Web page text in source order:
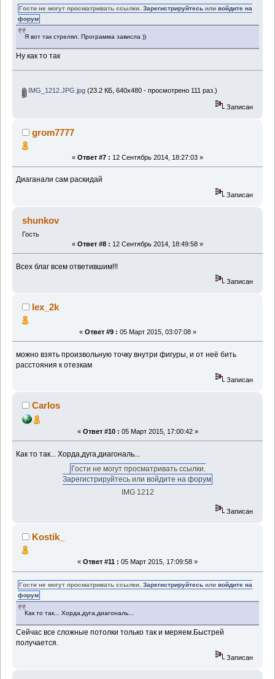
Гости не могут просматривать ссылки.Зарегистрируйтесь иливойдите на
форум
Я вот так стрелял. Программа зависла ))
Ну как то так
IMG_1212.JPG.jpg(23.2 КБ, 640x480 - просмотрено 111 раз.)
Записан
grom7777
« Ответ #7 : 12 Сентябрь 2014, 18:27:03 »
Диаганали сам раскидай
Записан
shunkov
Гость
« Ответ #8 : 12 Сентябрь 2014, 18:49:58 »
Всех благ всем ответившим!!!
Записан
lex_2k
« Ответ #9 : 05 Март 2015, 03:07:08 »
можно взять произвольную точку внутри фигуры, и от неё бить
расстояния к отезкам
Записан
Carlos
« Ответ #10 : 05 Март 2015, 17:00:42 »
Как то так... Хорда,дуга,диагональ...
Гости не могут просматривать ссылки.
Зарегистрируйтесь или войдите на форум
IMG 1212
Записан
Kostik_
« Ответ #11 : 05 Март 2015, 17:09:58 »
Гости не могут просматривать ссылки.Зарегистрируйтесь иливойдите на
форум
Как то так... Хорда,дуга,диагональ...
Сейчас все сложные потолки только так и меряем.Быстрей
получается.
Записан